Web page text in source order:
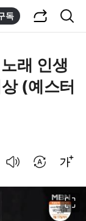
독
래 인생
(예스터